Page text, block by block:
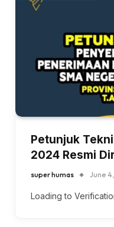
Petunjuk
2024 Resmi
super humas June
Loading to